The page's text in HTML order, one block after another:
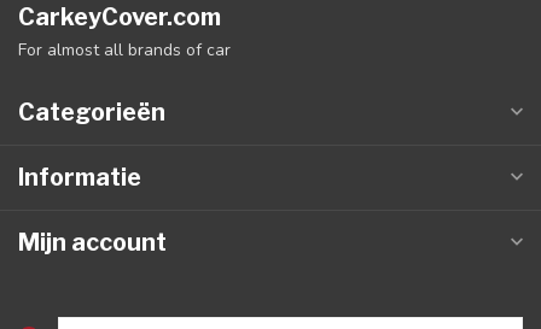
CarkeyCover.com
For almost all brands of car
Categorieën
Informatie
Mijn account